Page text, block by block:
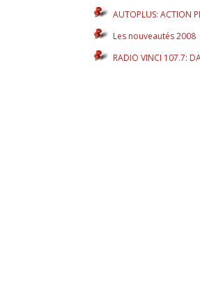
AUTOPLUS: ACTION
Les nouveautés 2008
RADIO VINCI 107.7: